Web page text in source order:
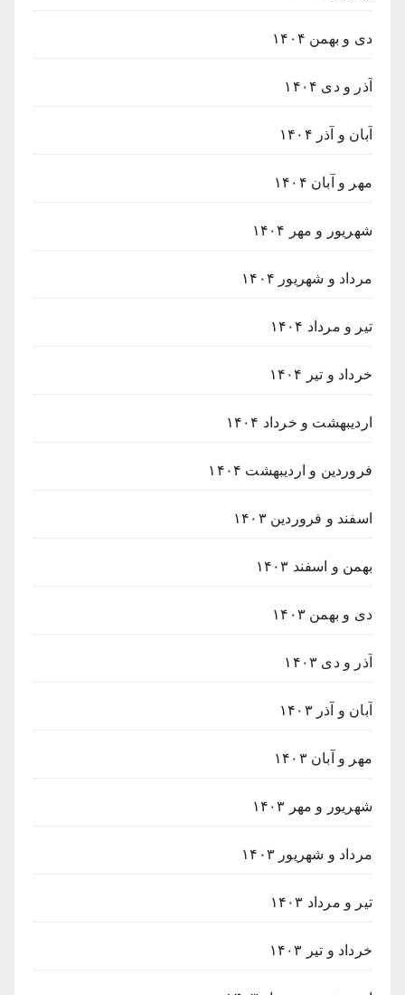
دی و بهمن ۱۴۰۴
آذر و دی ۱۴۰۴
آبان و آذر ۱۴۰۴
مهر و آبان ۱۴۰۴
شهریور و مهر ۱۴۰۴
مرداد و شهریور ۱۴۰۴
تیر و مرداد ۱۴۰۴
خرداد و تیر ۱۴۰۴
اردیبهشت و خرداد ۱۴۰۴
فروردین و اردیبهشت ۱۴۰۴
اسفند و فروردین ۱۴۰۳
بهمن و اسفند ۱۴۰۳
دی و بهمن ۱۴۰۳
آذر و دی ۱۴۰۳
آبان و آذر ۱۴۰۳
مهر و آبان ۱۴۰۳
شهریور و مهر ۱۴۰۳
مرداد و شهریور ۱۴۰۳
تیر و مرداد ۱۴۰۳
خرداد و تیر ۱۴۰۳